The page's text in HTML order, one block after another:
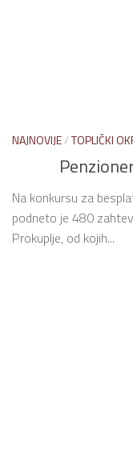
NAJNOVIJE/TOPLIČKI
Na konkursu za
podneto je 480
Prokuplje, od kojih...